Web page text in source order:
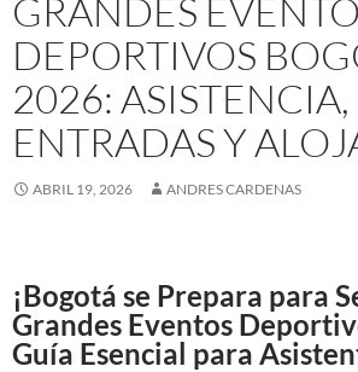
GRANDES
DEPORTIVOS
2026: ASISTENCIA,
ENTRADAS Y
ABRIL 19, 2026 ANDRES CARDENAS
¡Bogotá se Prepara para
Grandes Eventos
Guía Esencial para